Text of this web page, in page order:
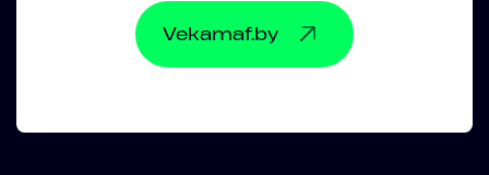
Vekamaf.by